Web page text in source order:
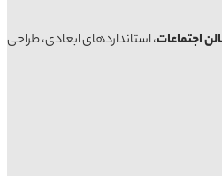
اجتماعات، استانداردهای ابعادی، طراحی